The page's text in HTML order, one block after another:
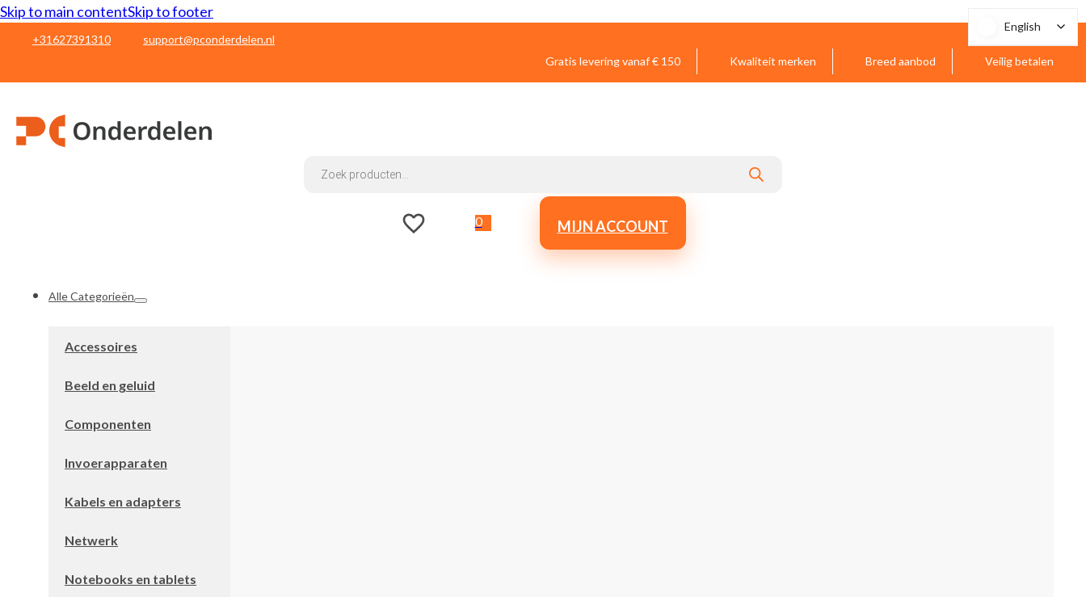
Skip to main contentSkip to footer
+31627391310
support@pconderdelen.nl
Gratis levering vanaf € 150
Kwaliteit merken Breed aanbod Veilig betalen
search
0 MIJN ACCOUNT
Alle Categorieën
Accessoires
Beeld en geluid
Componenten
Invoerapparaten
Kabels en adapters
Netwerk
Notebooks en tablets
English
English